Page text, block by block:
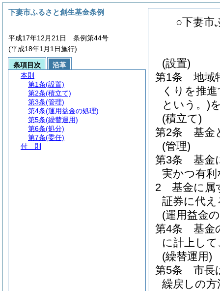
○下妻市
(設置)
第1条
地域
くりを推
という。)
(積立て)
第2条
基金
(管理)
第3条
基金
実かつ有
2
基金に属
証券に代
(運用益金
第4条
基金
に計上し
(繰替運用)
第5条
市長
繰戻しの
下妻市ふるさと創生基金条例
平成17年12月21日 条例第44号
(平成18年1月1日施行)
条項目次
沿革
本則
第1条(設置)
第2条(積立て)
第3条(管理)
第4条(運用益金の処理)
第5条(繰替運用)
第6条(処分)
第7条(委任)
付 則